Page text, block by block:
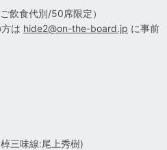
ご飲食代別/50席限定）
は hide2@on-the-board.jp に事前
三味線:尾上秀樹)